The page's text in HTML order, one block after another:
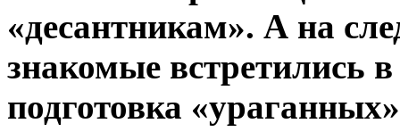
«десантникам». А на
знакомые встретились
подготовка